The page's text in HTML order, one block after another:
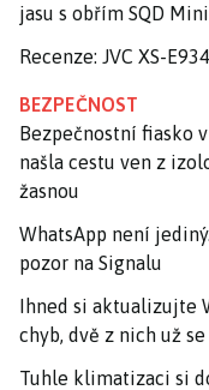
jasu s obřím SQD
Recenze: JVC XS-
BEZPEČNOST
Bezpečnostní fiasko
našla cestu ven z
žasnou
WhatsApp není
pozor na Signalu
Ihned si aktualizujte
chyb, dvě z nich už
Tuhle klimatizaci si